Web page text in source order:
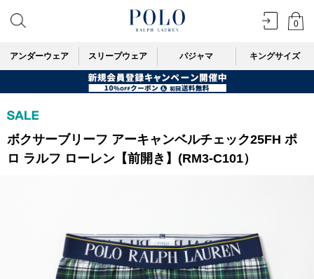
0
アンダーウェア スリープウェア パジャマ キングサイズ
ボクサーブリーフ アーキャンベルチェック25FH ポ
ロ ラルフ ローレン【前開き】(RM3-C101）